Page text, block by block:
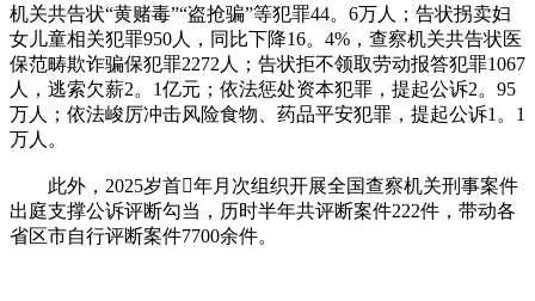
机关共告状“黄赌毒”“盗抢骗”等犯罪44。6万人；告状拐卖妇
女儿童相关犯罪950人，同比下降16。4%，查察机关共告状医
保范畴欺诈骗保犯罪2272人；告状拒不领取劳动报答犯罪1067
人，逃索欠薪2。1亿元；依法惩处资本犯罪，提起公诉2。95
万人；依法峻厉冲击风险食物、药品平安犯罪，提起公诉1。1
万人。
此外，2025岁首年月次组织开展全国查察机关刑事案件
出庭支撑公诉评断勾当，历时半年共评断案件222件，带动各
省区市自行评断案件7700余件。